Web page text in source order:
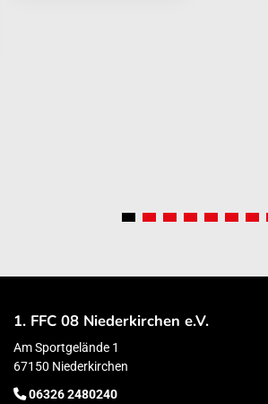
1. FFC 08 Niederkirchen e.V.
Am Sportgelände 1
67150 Niederkirchen
06326 2480240